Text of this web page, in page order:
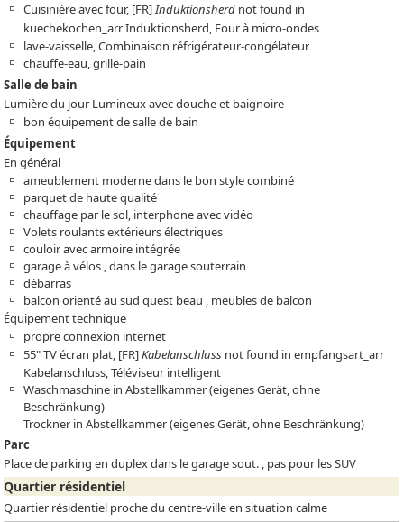
Cuisinière avec four, [FR]Induktionsherd not found in
kuechekochen_arrInduktionsherd, Four à micro-ondes
lave-vaisselle, Combinaison réfrigérateur-congélateur
chauffe-eau, grille-pain
Salle de bain
Lumière du jour Lumineux avec douche et baignoire
bon équipement de salle de bain
Équipement
En général
ameublement moderne dans le bon style combiné
parquet de haute qualité
chauffage par le sol, interphone avec vidéo
Volets roulants extérieurs électriques
couloir avec armoire intégrée
garage à vélos , dans le garage souterrain
débarras
balcon orienté au sud quest beau , meubles de balcon
Équipement technique
propre connexion internet
55" TV écran plat, [FR]Kabelanschluss not found in empfangsart_arr
Kabelanschluss, Téléviseur intelligent
Waschmaschine in Abstellkammer (eigenes Gerät, ohne
Beschränkung)
Trockner in Abstellkammer (eigenes Gerät, ohne Beschränkung)
Parc
Place de parking en duplex dans le garage sout. , pas pour les SUV
Quartier résidentiel
Quartier résidentiel proche du centre-ville en situation calme